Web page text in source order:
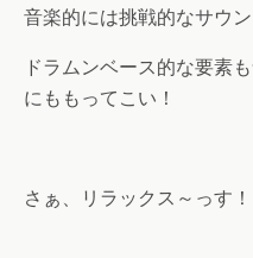
音楽的には挑戦的なサウ
ドラムンベース的な要素
にももってこい！
さぁ、リラックス～っす！